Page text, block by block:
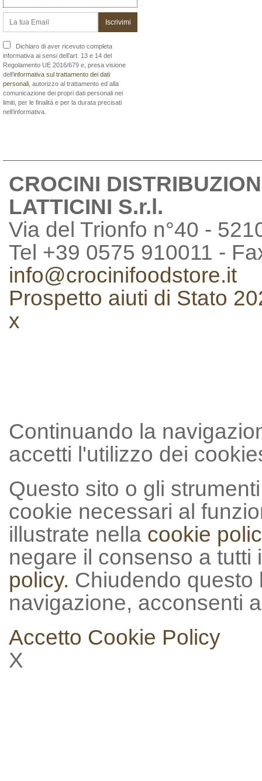
Dichiaro di aver ricevuto completa
informativa ai sensi dell’art. 13 e 14 del
Regolamento UE 2016/679 e, presa visione
dell’informativa sul trattamento dei dati
personali , autorizzo al trattamento ed alla
comunicazione dei propri dati personali nei
limiti, per le finalità e per la durata precisati
nell’informativa.
CROCINI
LATTICINI S.r.l.
Via del Trionfo n°40 -
Tel +39 0575 910011 -
info@crocinifoodstore.it
Prospetto aiuti di Stato
x
Continuando la
accetti l'utilizzo dei
Questo sito o gli
cookie necessari al
illustrate nella cookie
negare il consenso a
policy. Chiudendo
navigazione, acconsenti
Accetto Cookie Policy
X